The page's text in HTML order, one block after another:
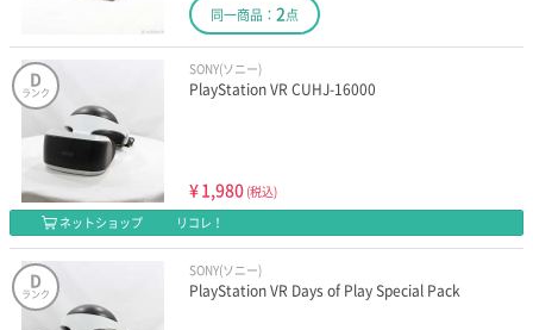
同一商品： 2点
D
ランク
SONY(ソニー)
PlayStation VR CUHJ-16000
¥1,980 (税込)
ネットショップ
リコレ！
D
ランク
SONY(ソニー)
PlayStation VR Days of Play Special Pack